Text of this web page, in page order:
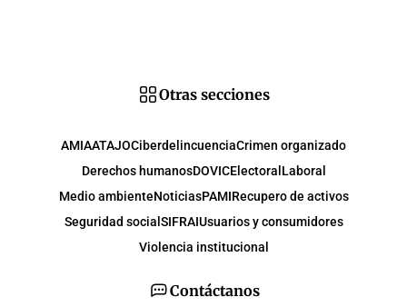
Contáctanos
Otras secciones
AMIAATAJOCiberdelincuenciaCrimen organizado
Derechos humanosDOVICElectoral Laboral
Medio ambienteNoticiasPAMIRecupero de activos
Seguridad social SIFRAIUsuarios y consumidores
Violencia institucional